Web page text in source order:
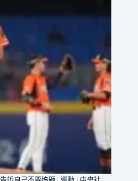
訴自己不要搞砸 | 運動 | 中央社